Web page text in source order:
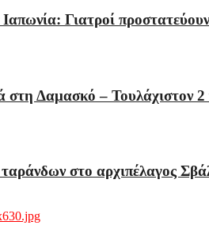
Ιαπωνία: Γιατροί
Δαμασκό – Τουλάχιστον 2
στο αρχιπέλαγος